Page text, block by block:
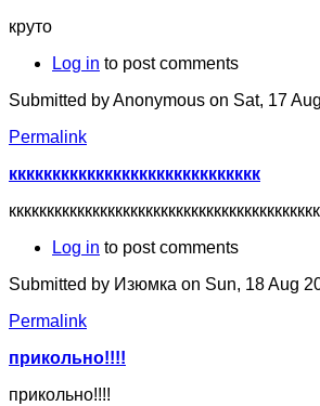
круто
Log in to post comments
Submitted byAnonymous on Sat, 17
Permalink
ккккккккккккккккккккккккккккк
Log in to post comments
Submitted by Изюмка on Sun, 18 Aug
Permalink
прикольно!!!!
прикольно!!!!